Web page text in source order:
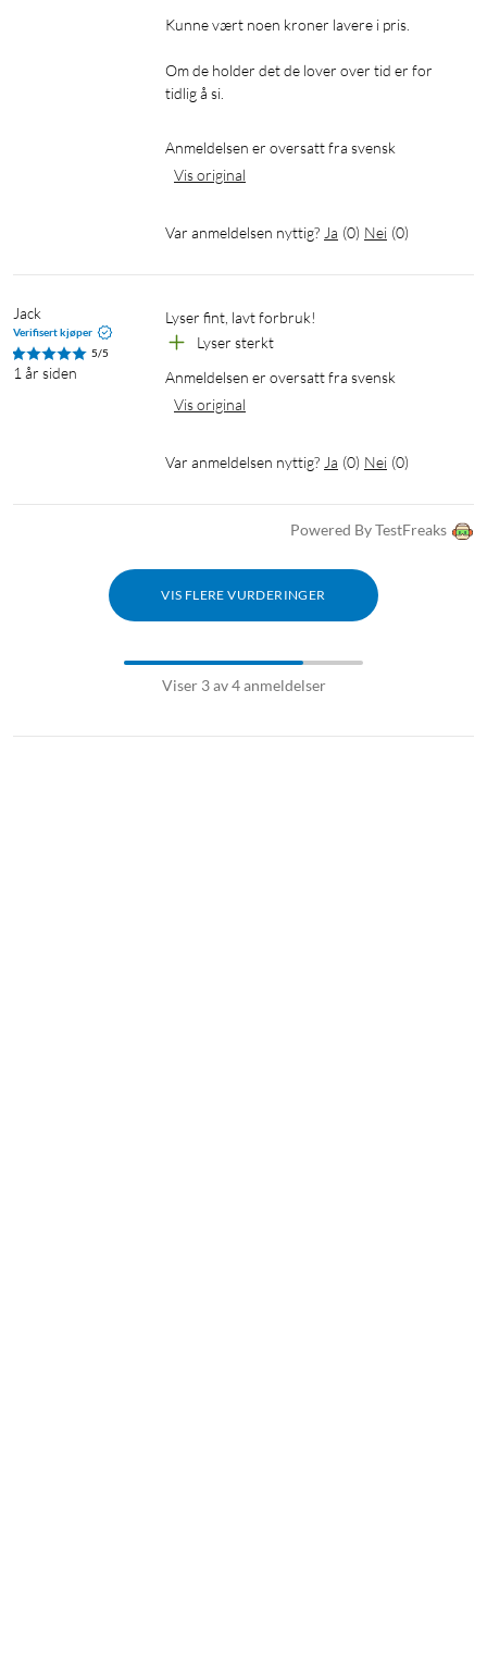
Kunne vært noen kroner lavere i pris.
Om de holder det de lover over tid er for
tidlig å si.
Anmeldelsen er oversatt fra svensk
Vis original
Var anmeldelsen nyttig? Ja (0) Nei (0)
Jack
Verifisert kjøper
5/5
1 år siden
Lyser fint, lavt forbruk!
Lyser sterkt
Anmeldelsen er oversatt fra svensk
Vis original
Var anmeldelsen nyttig? Ja (0) Nei (0)
Powered By TestFreaks
VIS FLERE VURDERINGER
Viser 3 av 4 anmeldelser